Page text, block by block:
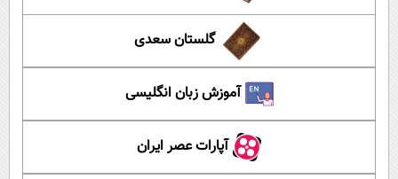
گلستان سعدی
آموزش زبان انگلیسی
آپارات عصر ایران